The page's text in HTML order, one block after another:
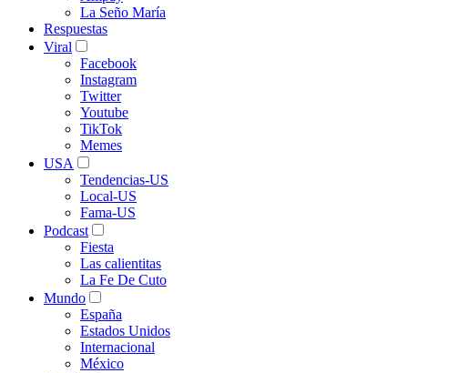
La Seño María
Respuestas
Viral
Facebook
Instagram
Twitter
Youtube
TikTok
Memes
USA
Tendencias-US
Local-US
Fama-US
Podcast
Fiesta
Las calientitas
La Fe De Cuto
Mundo
España
Estados Unidos
Internacional
México